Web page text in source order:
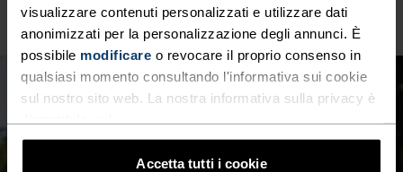
visualizzare contenuti personalizzati e utilizzare dati
anonimizzati per la personalizzazione degli annunci. È
possibile modificare o revocare il proprio consenso in
qualsiasi momento consultando l'informativa sui cookie
sul nostro sito web. La nostra informativa sulla privacy è
Accetta tutti i cookie
15°
10°
5°
15°
10°
5°